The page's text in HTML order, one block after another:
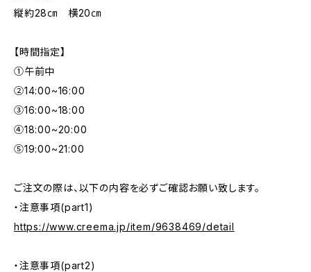
縦約28㎝ 横20㎝
【時間指定】
①午前中
②14:00~16:00
③16:00~18:00
④18:00~20:00
⑤19:00~21:00
ご注文の際は、以下の内容を必ずご確認お願い致します。
・注意事項(part1)
https://www.creema.jp/item/9638469/detail
・注意事項(part2)